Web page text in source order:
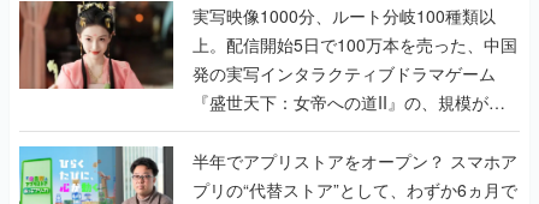
んだレジェンド2人に訊く開発秘話
実写映像1000分、ルート分岐100種類以
上。配信開始5日で100万本を売った、中国
発の実写インタラクティブドラマゲーム
『盛世天下：女帝への道II』の、規模が違
うこだわりをプロデューサーに聞いた
半年でアプリストアをオープン？ スマホア
プリの“代替ストア”として、わずか6ヵ月で